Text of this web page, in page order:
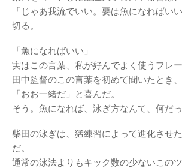
「じゃあ我流でいい。要は魚になればい
切る。
「魚になればいい」
実はこの言葉、私が好んでよく使うフレー
田中監督のこの言葉を初めて聞いたとき、
「おお一緒だ」と喜んだ。
そう。魚になれば、泳ぎ方なんて、何だ
柴田の泳ぎは、猛練習によって進化させ
だ。
通常の泳法よりもキック数の少ないこの